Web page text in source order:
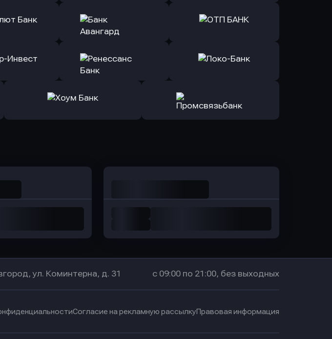
заявку
Оправить заявку
в Райффайзен Банк
Оправить заявку
заявку
Оправить заявку
в Банк Авангард
Оправить заявку
Оправить заявку
в Локо-Банк
ул. Коминтерна, д. 31 с 09:00 по 21:00, без выходных
Согласие на рекламную рассылкуПравовая информация